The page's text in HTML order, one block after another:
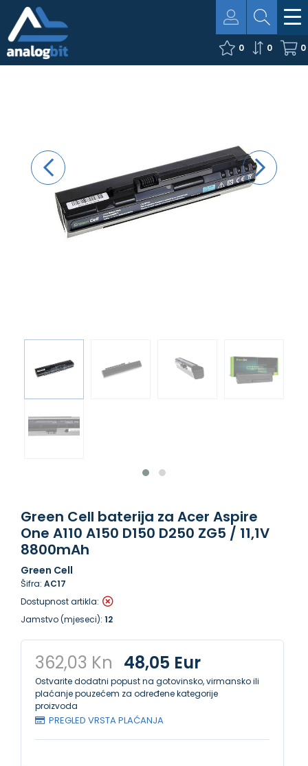
0
0
0
Green Cell baterija za Acer Aspire
One A110 A150 D150 D250 ZG5 / 11,1V
8800mAh
Green Cell
Šifra: AC17
Dostupnost artikla:
Jamstvo (mjeseci): 12
362,03 Kn 48,05 Eur
Ostvarite dodatni popust na gotovinsko, virmansko ili
plaćanje pouzećem za određene kategorije
proizvoda
PREGLED VRSTA PLAĆANJA